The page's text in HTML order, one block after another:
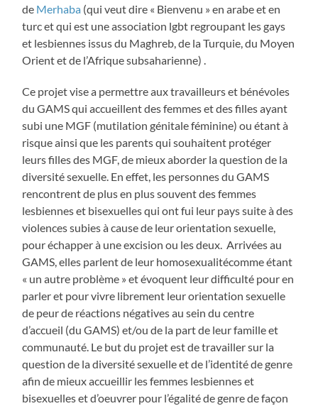
de Merhaba (qui veut dire « Bienvenu » en arabe et en
turc et qui est une association lgbt regroupant les gays
et lesbiennes issus du Maghreb, de la Turquie, du Moyen
Orient et de l’Afrique subsaharienne) .
Ce projet vise a permettre aux travailleurs et bénévoles
du GAMS qui accueillent des femmes et des filles ayant
subi une MGF (mutilation génitale féminine) ou étant à
risque ainsi que les parents qui souhaitent protéger
leurs filles des MGF, de mieux aborder la question de la
diversité sexuelle. En effet, les personnes du GAMS
rencontrent de plus en plus souvent des femmes
lesbiennes et bisexuelles qui ont fui leur pays suite à des
violences subies à cause de leur orientation sexuelle,
pour échapper à une excision ou les deux. Arrivées au
GAMS, elles parlent de leur homosexualitécomme étant
« un autre problème » et évoquent leur difficulté pour en
parler et pour vivre librement leur orientation sexuelle
de peur de réactions négatives au sein du centre
d’accueil (du GAMS) et/ou de la part de leur famille et
communauté. Le but du projet est de travailler sur la
question de la diversité sexuelle et de l’identité de genre
afin de mieux accueillir les femmes lesbiennes et
bisexuelles et d’oeuvrer pour l’égalité de genre de façon